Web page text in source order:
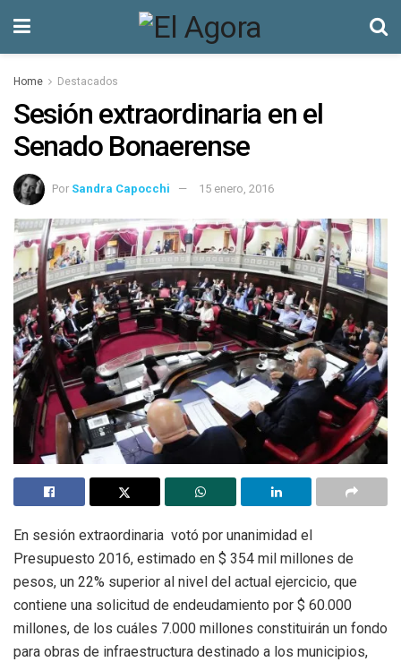
Home Destacados
Sesión extraordinaria en el
Senado Bonaerense
Por Sandra Capocchi 15 enero, 2016
En sesión extraordinaria votó por unanimidad el
Presupuesto 2016, estimado en $ 354 mil millones de
pesos, un 22% superior al nivel del actual ejercicio, que
contiene una solicitud de endeudamiento por $ 60.000
millones, de los cuáles 7.000 millones constituirán un fondo
para obras de infraestructura destinado a los municipios,